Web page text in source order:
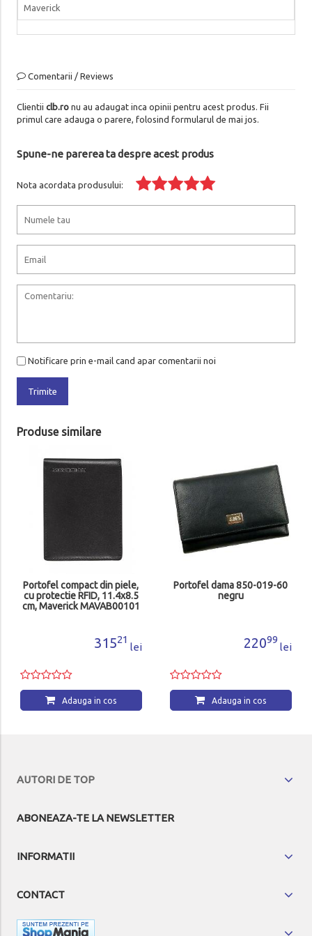
Maverick
Comentarii / Reviews
Clientii clb.ronu au adaugat inca opinii pentru acest produs. Fii
primul care adauga o parere, folosind formularul de mai jos.
Spune-ne parerea ta despre acest produs
Nota acordata produsului:
Notificare prin e-mail cand apar comentarii noi
Trimite
Produse similare
Portofel compact din piele,
cu protectie RFID, 11.4x8.5
cm, Maverick MAVAB00101
31521
lei
Adauga in cos
Portofel dama 850-019-60
negru
22099
lei
Adauga in cos
AUTORI DE TOP
ABONEAZA-TE LA NEWSLETTER
INFORMATII
CONTACT